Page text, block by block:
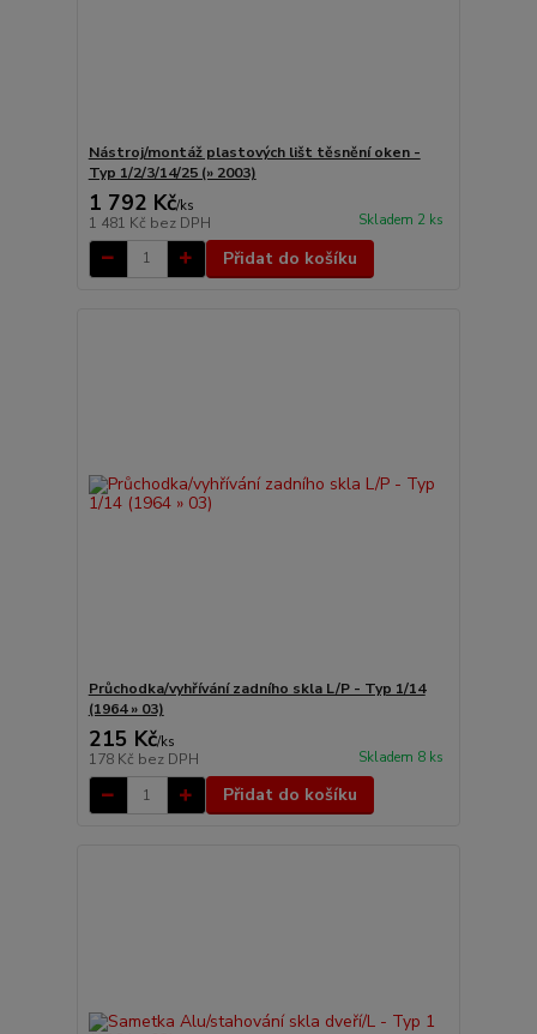
Nástroj/montáž plastových lišt těsnění oken -
Typ 1/2/3/14/25 (» 2003)
1 792 Kč/ks
1 481 Kč bez DPH Skladem 2 ks
Přidat do košíku
Průchodka/vyhřívání zadního skla L/P - Typ 1/14
(1964 » 03)
215 Kč/ks
178 Kč bez DPH Skladem 8 ks
Přidat do košíku